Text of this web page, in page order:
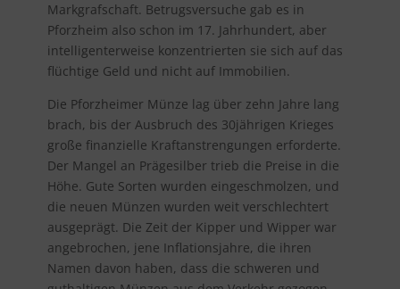
Markgrafschaft. Betrugsversuche gab es in
Pforzheim also schon im 17. Jahrhundert, aber
intelligenterweise konzentrierten sie sich auf das
flüchtige Geld und nicht auf Immobilien.
Die Pforzheimer Münze lag über zehn Jahre lang
brach, bis der Ausbruch des 30jährigen Krieges
große finanzielle Kraftanstrengungen erforderte.
Der Mangel an Prägesilber trieb die Preise in die
Höhe. Gute Sorten wurden eingeschmolzen, und
die neuen Münzen wurden weit verschlechtert
ausgeprägt. Die Zeit der Kipper und Wipper war
angebrochen, jene Inflationsjahre, die ihren
Namen davon haben, dass die schweren und